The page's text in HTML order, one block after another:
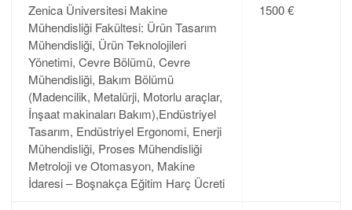
Zenica Üniversitesi Makine
Mühendisliği Fakültesi: Ürün Tasarım
Mühendisliği, Ürün Teknolojileri
Yönetimi, Cevre Bölümü, Cevre
Mühendisliği, Bakım Bölümü
(Madencilik, Metalürji, Motorlu araçlar,
İnşaat makinaları Bakım),Endüstriyel
Tasarım, Endüstriyel Ergonomi, Enerji
Mühendisliği, Proses Mühendisliği
Metroloji ve Otomasyon, Makine
İdaresi – Boşnakça Eğitim Harç Ücreti
1500 €